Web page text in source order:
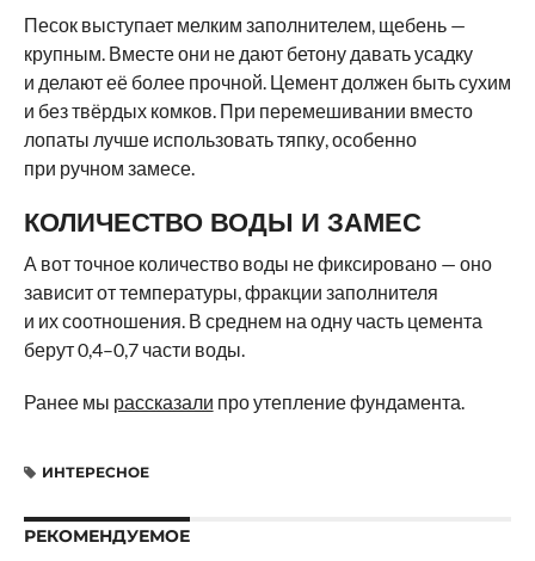
Песок выступает мелким заполнителем, щебень —
крупным. Вместе они не дают бетону давать усадку
и делают её более прочной. Цемент должен быть сухим
и без твёрдых комков. При перемешивании вместо
лопаты лучше использовать тяпку, особенно
при ручном замесе.
КОЛИЧЕСТВО ВОДЫ И ЗАМЕС
А вот точное количество воды не фиксировано — оно
зависит от температуры, фракции заполнителя
и их соотношения. В среднем на одну часть цемента
берут 0,4–0,7 части воды.
Ранее мы рассказали про утепление фундамента.
ИНТЕРЕСНОЕ
РЕКОМЕНДУЕМОЕ